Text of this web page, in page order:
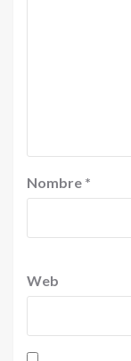
Nombre *
Web